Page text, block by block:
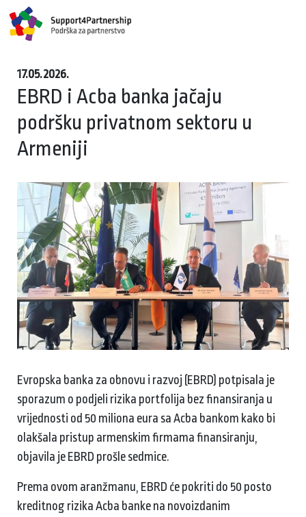
17.05.2026.
EBRD i Acba banka jačaju
podršku privatnom sektoru u
Armeniji
Evropska banka za obnovu i razvoj (EBRD) potpisala je
sporazum o podjeli rizika portfolija bez finansiranja u
vrijednosti od 50 miliona eura sa Acba bankom kako bi
olakšala pristup armenskim firmama finansiranju,
objavila je EBRD prošle sedmice.
Prema ovom aranžmanu, EBRD će pokriti do 50 posto
kreditnog rizika Acba banke na novoizdanim